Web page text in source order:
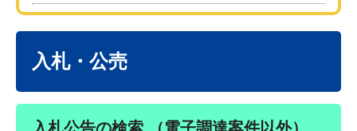
入札・公売